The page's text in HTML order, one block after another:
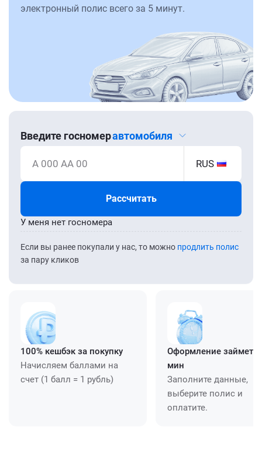
электронный полис всего за 5 минут.
Введите госномеравтомобиля
А 000 АА 00 RUS
Рассчитать
Если вы ранее покупали у нас, то можно продлить полис
за пару кликов
У меня нет госномера
100% кешбэк за покупку
Начисляем баллами на
счет (1 балл = 1 рубль)
Оформление займет
мин
Заполните данные,
выберите полис и
оплатите.